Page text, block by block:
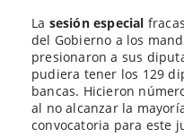
La sesión especial
del Gobierno a los
presionaron a sus
pudiera tener los 129
bancas. Hicieron
al no alcanzar la
convocatoria para este